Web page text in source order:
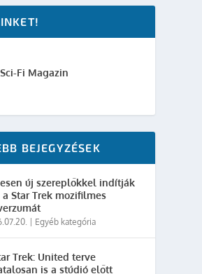
Fi Magazin
BEJEGYZÉSEK
új szereplőkkel indítják
a Star Trek mozifilmes
Egyéb kategória
Trek: United terve
is a stúdió előtt